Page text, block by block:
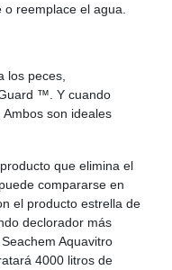
reemplace el agua.
los peces,
™. Y cuando
son ideales
que elimina el
compararse en
el producto estrella de
declorador más
Aquavitro
4000 litros de